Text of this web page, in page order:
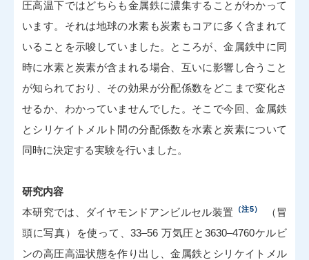
圧高温下ではどちらも金属鉄に濃集することがわかって
います。それは地球の水素も炭素もコアに多く含まれて
いることを示唆していました。ところが、金属鉄中に同
時に水素と炭素が含まれる場合、互いに影響し合うこと
が知られており、その効果が分配係数をどこまで変化さ
せるか、わかっていませんでした。そこで今回、金属鉄
とシリケイトメルト間の分配係数を水素と炭素について
同時に決定する実験を行いました。
研究内容
本研究では、ダイヤモンドアンビルセル装置
（注5）
（冒
頭に写真）を使って、33–56 万気圧と3630–4760ケルビ
ンの高圧高温状態を作り出し、金属鉄とシリケイトメル